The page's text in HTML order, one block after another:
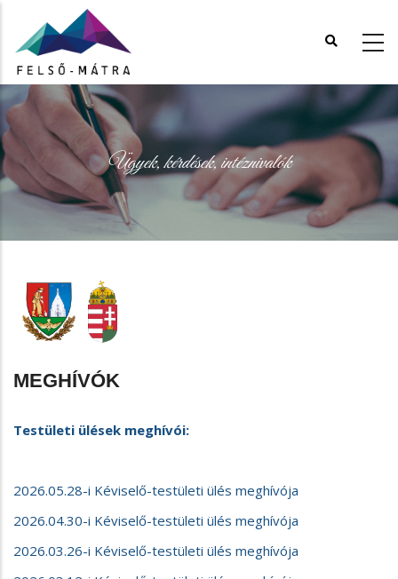
tartalomra
Ügyek, kérdések, intéznivalók
MEGHÍVÓK
Testületi ülések meghívói:
2026.05.28-i Kéviselő-testületi ülés meghívója
2026.04.30-i Kéviselő-testületi ülés meghívója
2026.03.26-i Kéviselő-testületi ülés meghívója